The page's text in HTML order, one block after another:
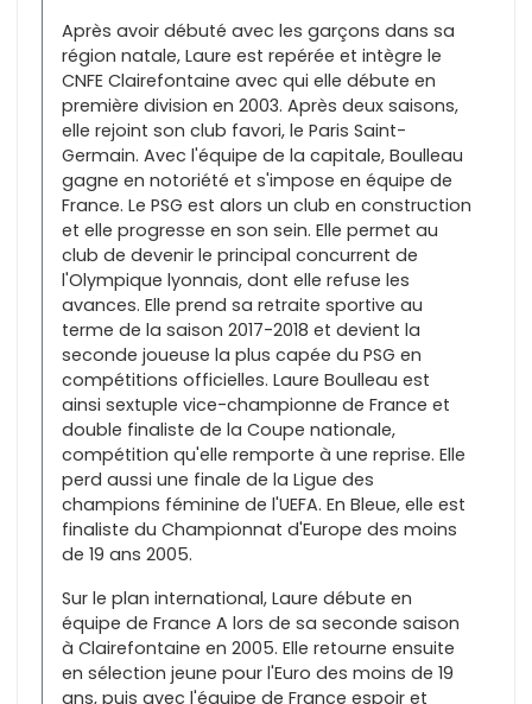
Après avoir débuté avec les garçons dans sa
région natale, Laure est repérée et intègre le
CNFE Clairefontaine avec qui elle débute en
première division en 2003. Après deux saisons,
elle rejoint son club favori, le Paris Saint-
Germain. Avec l'équipe de la capitale, Boulleau
gagne en notoriété et s'impose en équipe de
France. Le PSG est alors un club en construction
et elle progresse en son sein. Elle permet au
club de devenir le principal concurrent de
l'Olympique lyonnais, dont elle refuse les
avances. Elle prend sa retraite sportive au
terme de la saison 2017-2018 et devient la
seconde joueuse la plus capée du PSG en
compétitions officielles. Laure Boulleau est
ainsi sextuple vice-championne de France et
double finaliste de la Coupe nationale,
compétition qu'elle remporte à une reprise. Elle
perd aussi une finale de la Ligue des
champions féminine de l'UEFA. En Bleue, elle est
finaliste du Championnat d'Europe des moins
de 19 ans 2005.
Sur le plan international, Laure débute en
équipe de France A lors de sa seconde saison
à Clairefontaine en 2005. Elle retourne ensuite
en sélection jeune pour l'Euro des moins de 19
ans, puis avec l'équipe de France espoir et